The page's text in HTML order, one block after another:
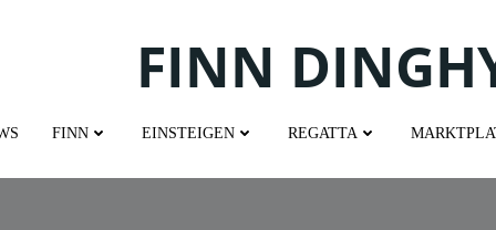
FINN
FINN EINSTEIGEN REGATTA